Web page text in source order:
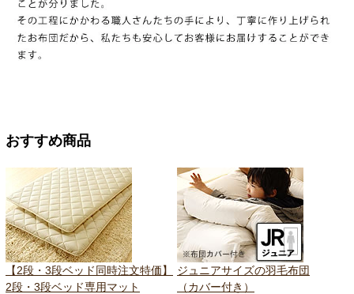
おすすめ商品
【2段・3段ベッド同時注文特価】
2段・3段ベッド専用マット
ジュニアサイズの羽毛布団
（カバー付き）